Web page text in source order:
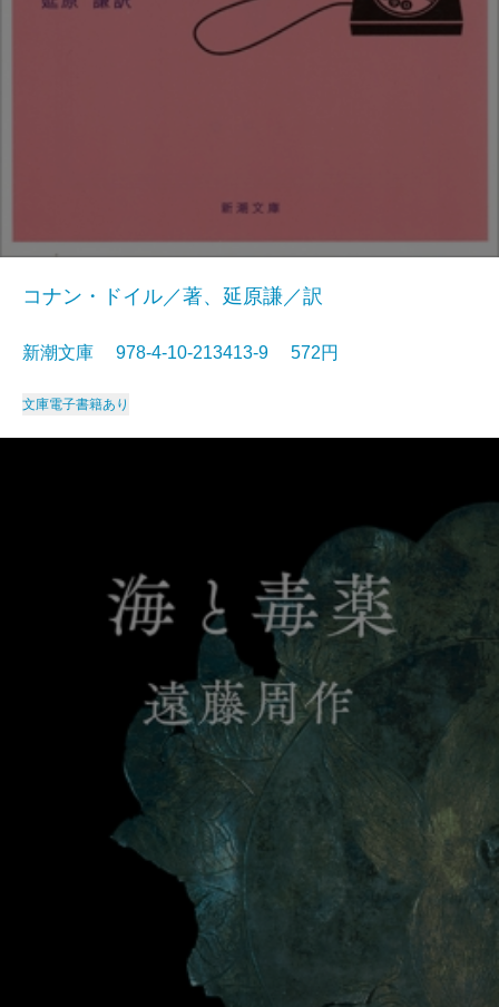
コナン・ドイル／著、延原謙／訳
新潮文庫 978-4-10-213413-9 572円
文庫電子書籍あり